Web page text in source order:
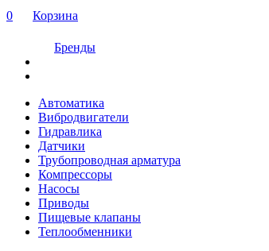
0
Корзина
Бренды
Автоматика
Вибродвигатели
Гидравлика
Датчики
Трубопроводная арматура
Компрессоры
Насосы
Приводы
Пищевые клапаны
Теплообменники